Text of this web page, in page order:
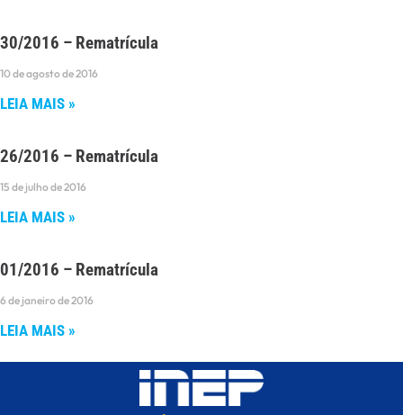
30/2016 – Rematrícula
10 de agosto de 2016
LEIA MAIS »
26/2016 – Rematrícula
15 de julho de 2016
LEIA MAIS »
01/2016 – Rematrícula
6 de janeiro de 2016
LEIA MAIS »